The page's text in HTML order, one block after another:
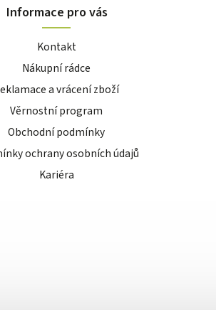
Informace pro vás
Kontakt
Nákupní rádce
a vrácení zboží
Věrnostní program
Obchodní podmínky
ochrany osobních údajů
Kariéra